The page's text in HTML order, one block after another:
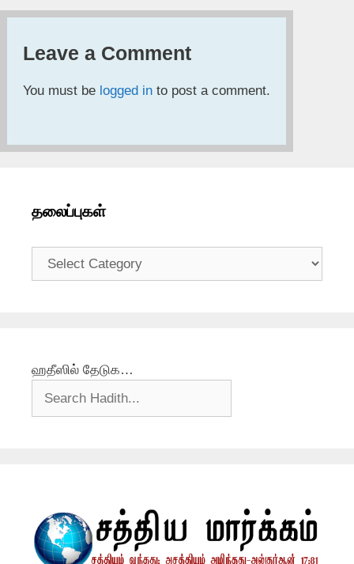
Leave a Comment
You must be logged in to post a comment.
தலைப்புகள்
தலைப்புகள்
ஹதீஸில் தேடுக…